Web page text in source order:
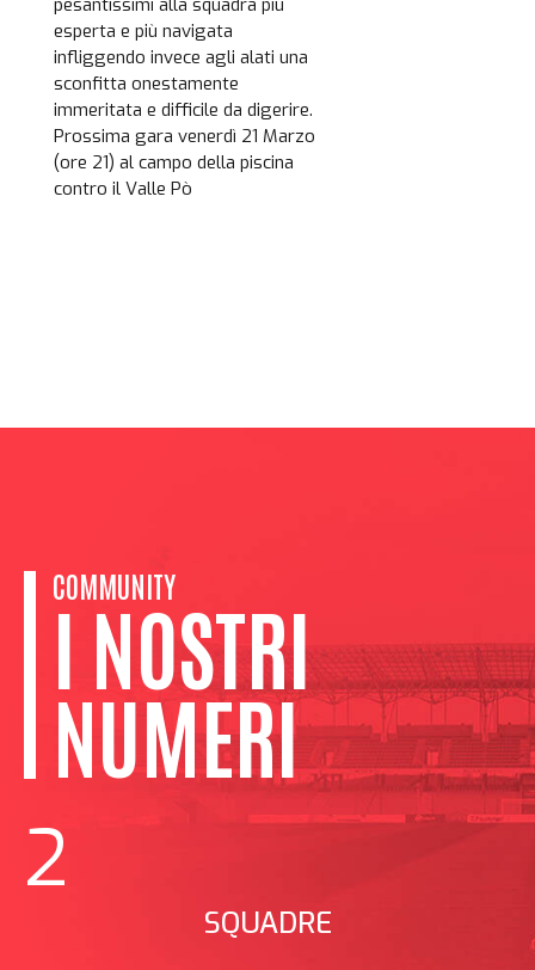
Attendi Grazie...
esperta e più navigata
infliggendo invece agli alati una
sconfitta onestamente
immeritata e difficile da digerire.
Prossima gara venerdì 21 Marzo
(ore 21) al campo della piscina
contro il Valle Pò
COMMUNITY
I NOSTRI
NUMERI
2
SQUADRE